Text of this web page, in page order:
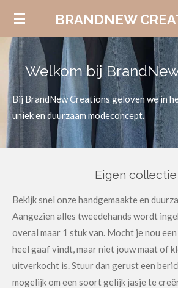
Ga
naar
de
hoofdinhoud
BRANDNEW
Welkom bij
Bij BrandNew Creations geloven we in
uniek en duurzaam modeconcept.
Eigen collectie
Bekijk snel onze handgemaakte en
Aangezien alles tweedehands wordt
overal maar 1 stuk van. Mocht je nou
heel gaaf vindt, maar niet jouw maat of
uitverkocht is. Stuur dan gerust een
mogelijk om een soort gelijk jasje te